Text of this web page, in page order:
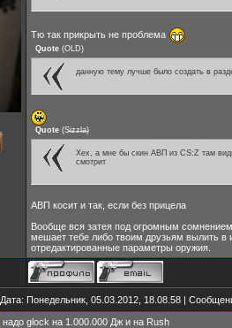
Тю так прикрыть не проблема
Quote (OLD)
данную тему лучше было создать в
Quote (S̶i̶z̶z̶l̶a̶)
Хех, а мне бы скин АВП из CS:Z там
смотрит
АВП косит и так, если без прицела
Вообще вся затея под огромным
мешает тебе либо твоим друзьям вылить в
отредактированные параметры оружия.
Дата: Понедельник, 05.03.2012, 18.08.58 |
надо glock на 1.000.000 Дж и на Rush